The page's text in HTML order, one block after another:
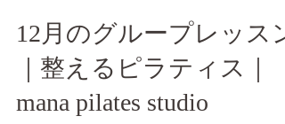
Manami
2025年11月22日
読了時間: 2分
12月のグループレッスン